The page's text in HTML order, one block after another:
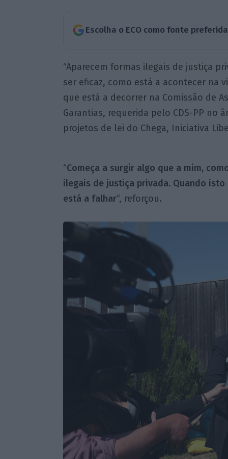
Escolha o ECO como fonte
“Aparecem formas ilegais de justiça
ser eficaz, como está a acontecer na
que está a decorrer na Comissão de
Garantias, requerida pelo CDS-PP no
projetos de lei do Chega, Iniciativa
“Começa a surgir algo que a mim,
ilegais de justiça privada. Quando
está a falhar“, reforçou.